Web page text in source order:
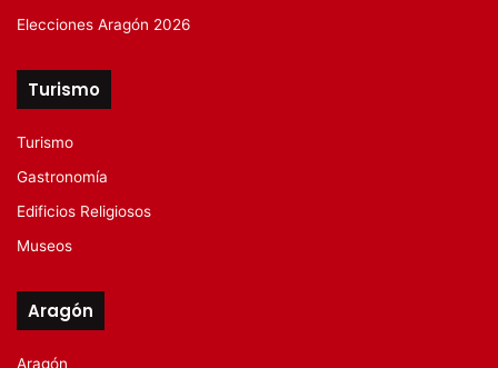
Elecciones Aragón 2026
Turismo
Turismo
Gastronomía
Edificios Religiosos
Museos
Aragón
Aragón